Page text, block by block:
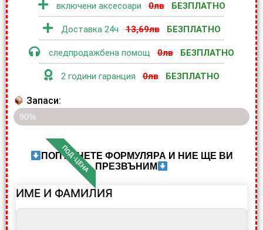
включени аксесоари0лв БЕЗПЛАТНО
Доставка 24ч13,69лв БЕЗПЛАТНО
следпродажбена помощ 0лв БЕЗПЛАТНО
2 години гаранция0лв БЕЗПЛАТНО
ПОД-ЦЕНА
Запаси:
Последните 5 артикула на разпродажба!!
90%
ПОПЪЛНЕТЕ ФОРМУЛЯРА И НИЕ ЩЕ ВИ
ПРЕЗВЪНИМ
ИМЕ И ФАМИЛИЯ